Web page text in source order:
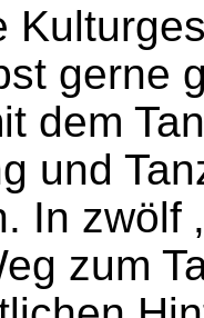
gerne
dem
und
In zwölf
zum